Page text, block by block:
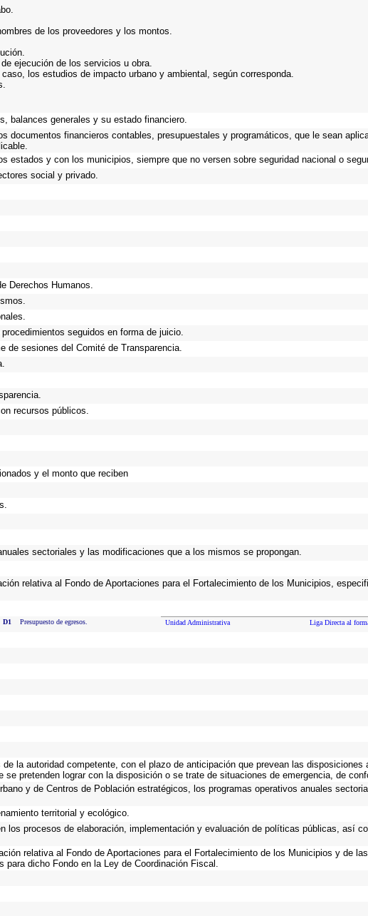
de los proveedores y los montos.
ejecución de los servicios u obra.
los estudios de impacto urbano y ambiental, según corresponda.
balances generales y su estado financiero.
documentos financieros contables, presupuestales y programáticos, que le sean
estados y con los municipios, siempre que no versen sobre seguridad nacional o
social y privado.
Derechos Humanos.
seguidos en forma de juicio.
de sesiones del Comité de Transparencia.
recursos públicos.
y el monto que reciben
sectoriales y las modificaciones que a los mismos se propongan.
relativa al Fondo de Aportaciones para el Fortalecimiento de los Municipios,
D1 Presupuesto de egresos. Unidad Administrativa Liga Directa al
la autoridad competente, con el plazo de anticipación que prevean las disposiciones
pretenden lograr con la disposición o se trate de situaciones de emergencia, de
y de Centros de Población estratégicos, los programas operativos anuales
territorial y ecológico.
procesos de elaboración, implementación y evaluación de políticas públicas, así
relativa al Fondo de Aportaciones para el Fortalecimiento de los Municipios y de
dicho Fondo en la Ley de Coordinación Fiscal.